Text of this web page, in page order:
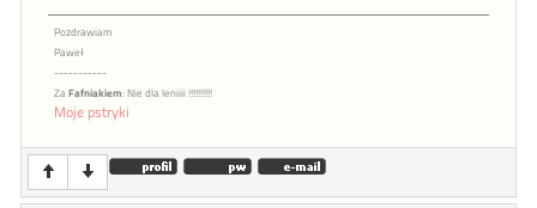
Pozdrawiam
Paweł
-----------
Za Fafniakiem: Nie dla leniiii !!!!!!!!!!
Moje pstryki